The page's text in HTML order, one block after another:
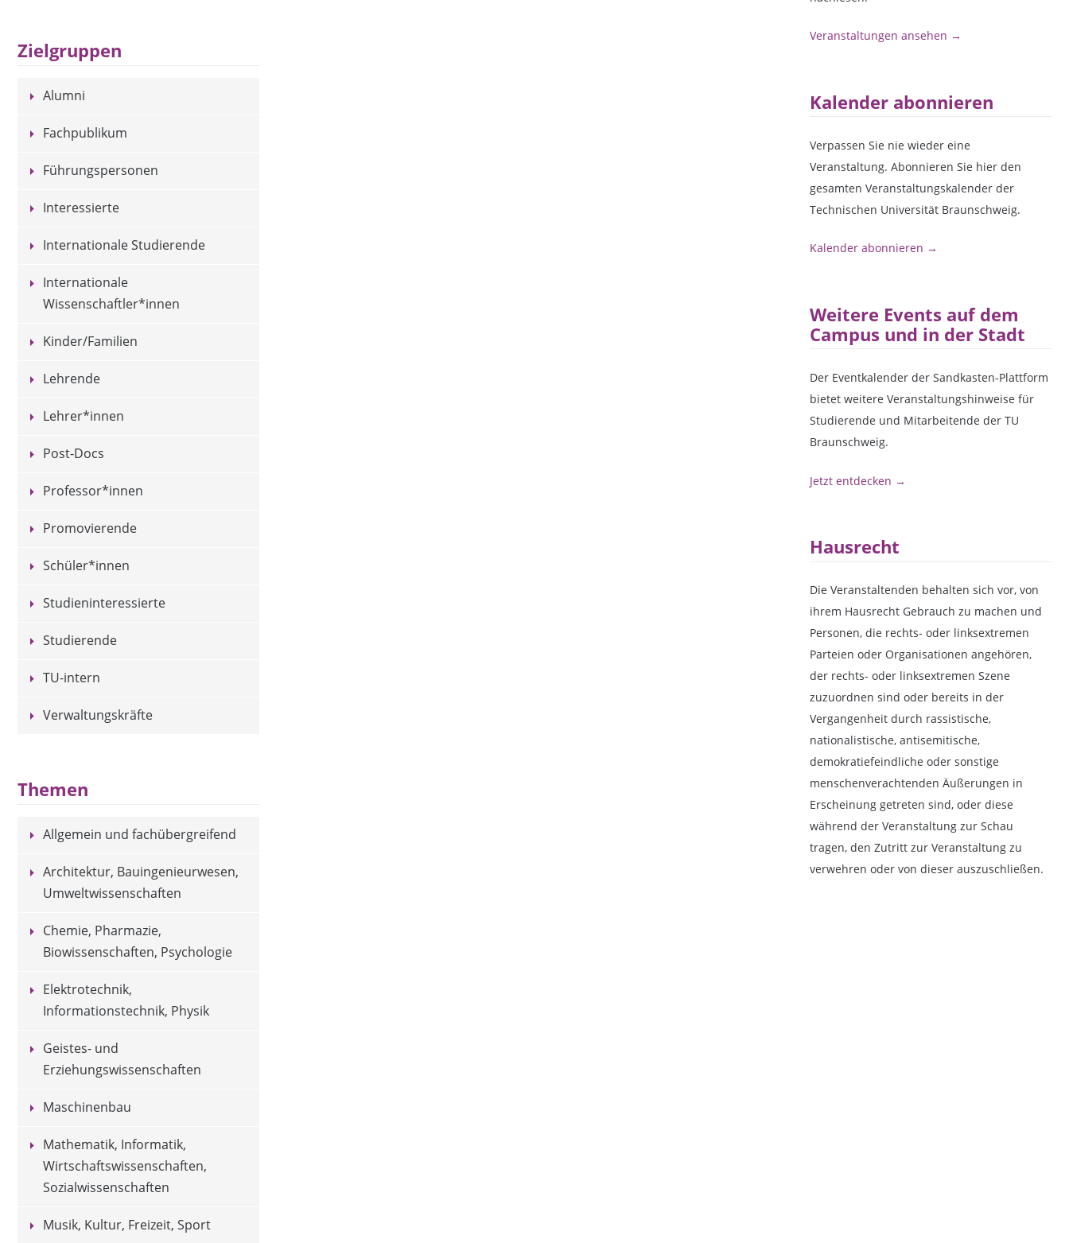
Zielgruppen
Alumni
Fachpublikum
Führungspersonen
Interessierte
Internationale Studierende
Internationale
Wissenschaftler*innen
Kinder/Familien
Lehrende
Lehrer*innen
Post-Docs
Professor*innen
Promovierende
Schüler*innen
Studieninteressierte
Studierende
TU-intern
Verwaltungskräfte
Themen
Allgemein und fachübergreifend
Architektur, Bauingenieurwesen,
Umweltwissenschaften
Chemie, Pharmazie,
Biowissenschaften, Psychologie
Elektrotechnik,
Informationstechnik, Physik
Geistes- und
Erziehungswissenschaften
Maschinenbau
Mathematik, Informatik,
Wirtschaftswissenschaften,
Sozialwissenschaften
Musik, Kultur, Freizeit, Sport
Veranstaltungen ansehen →
Kalender abonnieren
Verpassen Sie nie wieder eine
Veranstaltung. Abonnieren Sie hier den
gesamten Veranstaltungskalender der
Technischen Universität Braunschweig.
Kalender abonnieren →
Weitere Events auf dem
Campus und in der Stadt
Der Eventkalender der Sandkasten-Plattform
bietet weitere Veranstaltungshinweise für
Studierende und Mitarbeitende der TU
Braunschweig.
Jetzt entdecken →
Hausrecht
Die Veranstaltenden behalten sich vor, von
ihrem Hausrecht Gebrauch zu machen und
Personen, die rechts- oder linksextremen
Parteien oder Organisationen angehören,
der rechts- oder linksextremen Szene
zuzuordnen sind oder bereits in der
Vergangenheit durch rassistische,
nationalistische, antisemitische,
demokratiefeindliche oder sonstige
menschenverachtenden Äußerungen in
Erscheinung getreten sind, oder diese
während der Veranstaltung zur Schau
tragen, den Zutritt zur Veranstaltung zu
verwehren oder von dieser auszuschließen.